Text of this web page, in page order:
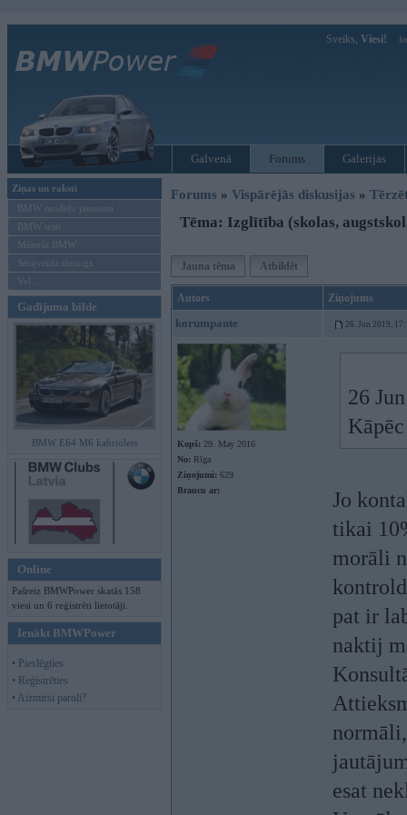
Sveiks, Viesi!
Galvenā Forums Galerijas
Ziņas un raksti
BMW modeļu jaunumi
BMW testi
Mēneša BMW
Sērijveida tūnings
Vel...
Gadījuma bilde
BMW E64 M6 kabriolets
Online
Pašreiz BMWPower skatās 158
viesi un 6 reģistrēti lietotāji.
Ienākt BMWPower
• Pieslēgties
• Reģistrēties
• Aizmirsi paroli?
Forums » Vispārējās diskusijas »
Tēma: Izglītība (skolas,
Jauna tēma Atbildēt
Autors Ziņojums
korumpante 26. Jun 2019,
Kopš: 29. May 2016
No: Rīga
Ziņojumi: 629
Braucu ar:
26
Jo
tikai
morāli
pat ir
naktij
esat